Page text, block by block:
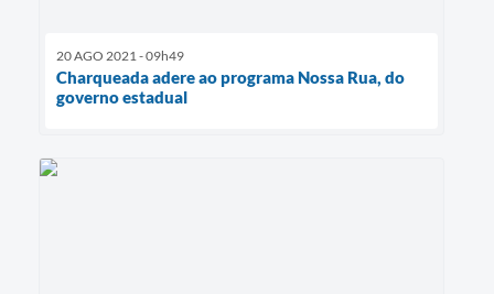
20 AGO 2021 - 09h49
Charqueada adere ao programa Nossa Rua, do
governo estadual